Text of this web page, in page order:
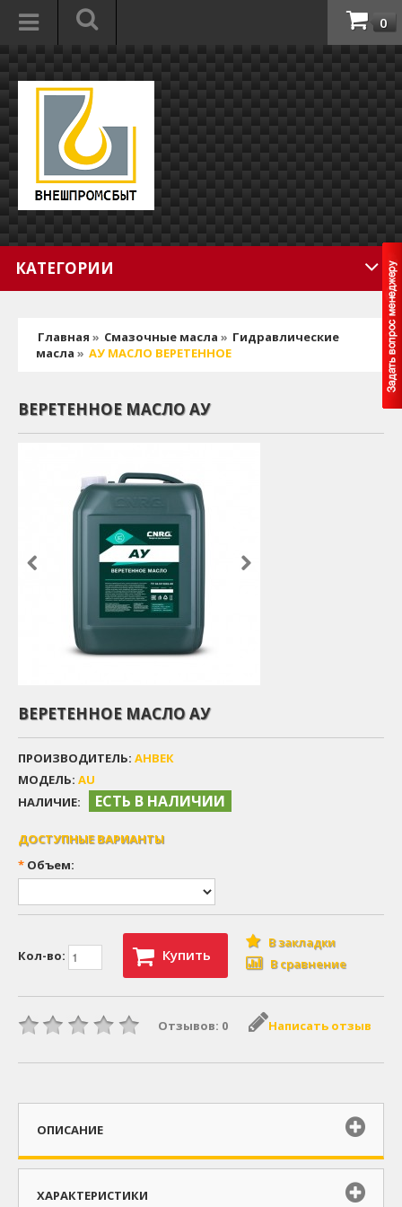
0
КАТЕГОРИИ
Главная » Смазочные масла » Гидравлические
масла » АУ МАСЛО ВЕРЕТЕННОЕ
ВЕРЕТЕННОЕ МАСЛО АУ
ВЕРЕТЕННОЕ МАСЛО АУ
ПРОИЗВОДИТЕЛЬ: АНВЕК
МОДЕЛЬ: AU
НАЛИЧИЕ:
ЕСТЬ В НАЛИЧИИ
ДОСТУПНЫЕ ВАРИАНТЫ
* Объем:
Кол-во: Купить
В закладки
В сравнение
Отзывов: 0 Написать отзыв
ОПИСАНИЕ
ХАРАКТЕРИСТИКИ